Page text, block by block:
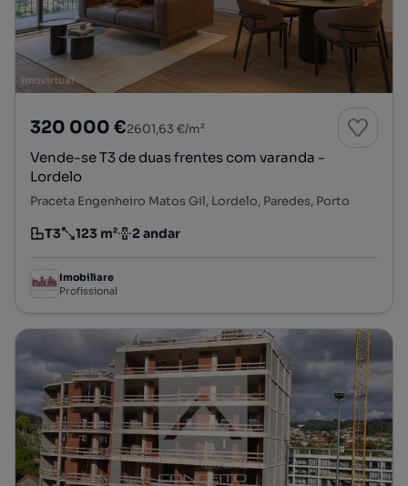
320 000 €2601,63 €/m²
Vende-se T3 de duas frentes com varanda -
Lordelo
Praceta Engenheiro Matos Gil, Lordelo, Paredes, Porto
Tipologia
T3
Preço por metro quadrado
123 m²
Andar 2 andar
Imobiliare
Profissional